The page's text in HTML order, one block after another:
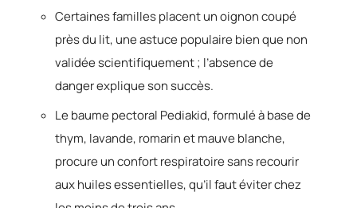
Certaines familles placent un oignon coupé
près du lit, une astuce populaire bien que non
validée scientifiquement ; l’absence de
danger explique son succès.
Le baume pectoral Pediakid, formulé à base de
thym, lavande, romarin et mauve blanche,
procure un confort respiratoire sans recourir
aux huiles essentielles, qu’il faut éviter chez